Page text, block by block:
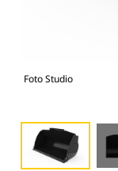
Foto Studio